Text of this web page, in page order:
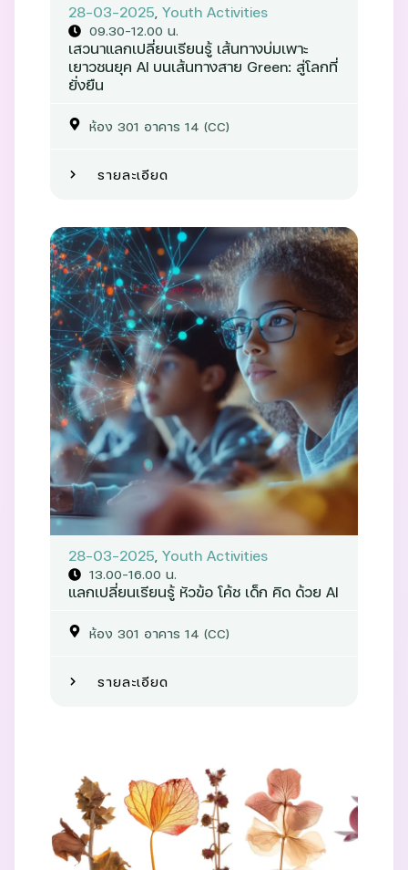
28-03-2025, Youth Activities
09.30-12.00 น.
เสวนาแลกเปลี่ยนเรียนรู้ เส้นทางบ่มเพาะ
เยาวชนยุค AI บนเส้นทางสาย Green: สู่โลกที่
ยั่งยืน
ห้อง 301 อาคาร 14 (CC)
รายละเอียด
28-03-2025, Youth Activities
13.00-16.00 น.
แลกเปลี่ยนเรียนรู้ หัวข้อ โค้ช เด็ก คิด ด้วย AI
ห้อง 301 อาคาร 14 (CC)
รายละเอียด